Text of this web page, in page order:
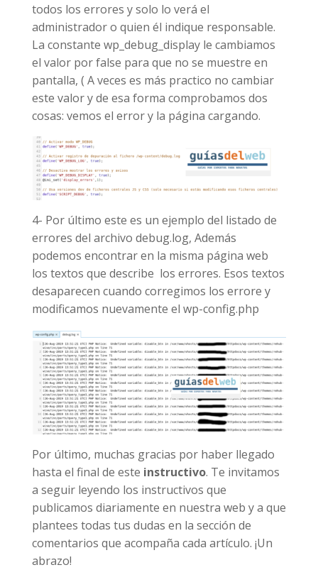
todos los errores y solo lo verá el
administrador o quien él indique responsable.
La constante wp_debug_display le cambiamos
el valor por false para que no se muestre en
pantalla, ( A veces es más practico no cambiar
este valor y de esa forma comprobamos dos
cosas: vemos el error y la página cargando.
4- Por último este es un ejemplo del listado de
errores del archivo debug.log, Además
podemos encontrar en la misma página web
los textos que describe los errores. Esos textos
desaparecen cuando corregimos los errore y
modificamos nuevamente el wp-config.php
Por último, muchas gracias por haber llegado
hasta el final de este instructivo. Te invitamos
a seguir leyendo los instructivos que
publicamos diariamente en nuestra web y a que
plantees todas tus dudas en la sección de
comentarios que acompaña cada artículo. ¡Un
abrazo!